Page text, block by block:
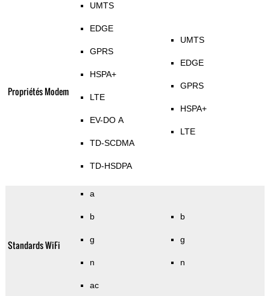
Propriétés Modem
UMTS
EDGE
GPRS
HSPA+
LTE
EV-DO A
TD-SCDMA
TD-HSDPA
UMTS
EDGE
GPRS
HSPA+
LTE
Standards WiFi
a
b
g
n
ac
b
g
n